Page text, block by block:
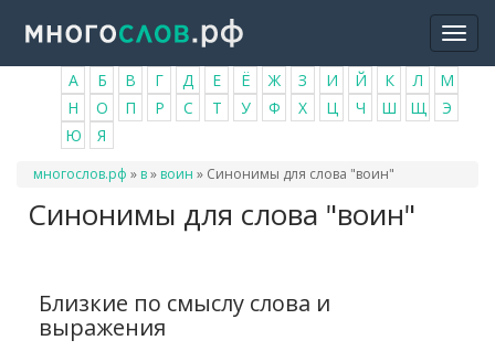
основному
содержанию
А Б В Г Д Е Ё Ж З И Й К Л
М
Н
О П Р С Т У Ф Х Ц Ч Ш Щ
Э
Ю
Я
Вы
многослов.рф » в» воин » Синонимы для слова "воин"
Синонимы для слова "воин"
Близкие по смыслу слова и
выражения